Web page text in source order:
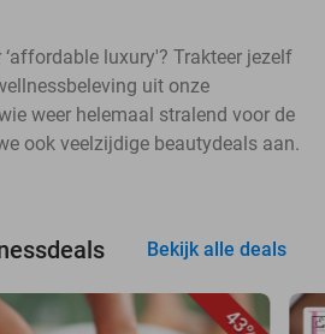
luxury'? Trakteer jezelf
uit onze
weer helemaal stralend voor de
ook veelzijdige beautydeals aan.
Bekijk alle deals